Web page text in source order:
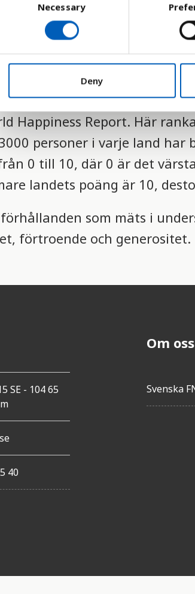
Necessary
Deny
för hållbar
Happiness Report. Här
personer i varje land
0 till 10, där 0 är det
landets poäng är 10,
som mäts i
förtroende och generositet.
SE - 104 65
40
Om oss
Svenska